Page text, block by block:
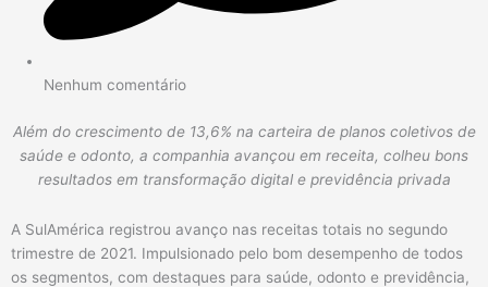
Nenhum comentário
Além do crescimento de 13,6% na carteira de planos coletivos de
saúde e odonto, a companhia avançou em receita, colheu bons
resultados em transformação digital e previdência privada
A SulAmérica registrou avanço nas receitas totais no segundo
trimestre de 2021. Impulsionado pelo bom desempenho de todos
os segmentos, com destaques para saúde, odonto e previdência,